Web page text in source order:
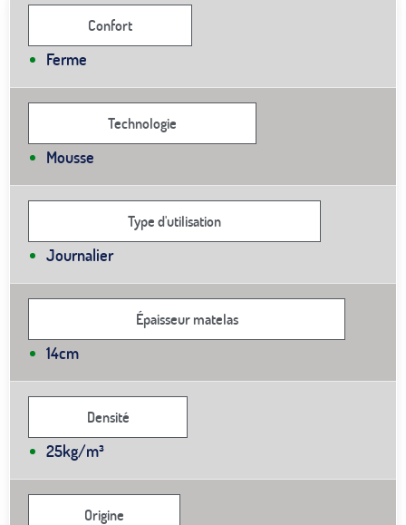
Confort
Ferme
Technologie
Mousse
Type d'utilisation
Journalier
Épaisseur matelas
14cm
Densité
25kg/m³
Origine